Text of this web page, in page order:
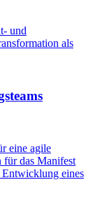
und
als
eine agile
für das Manifest
eines